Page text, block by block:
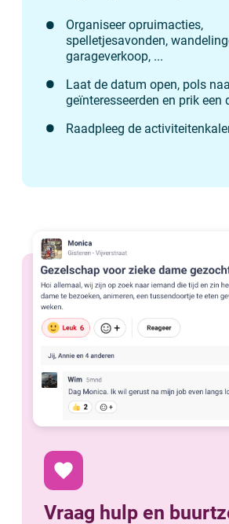
Organiseer opruimacties,
spelletjesavonden,
garageverkoop, ...
Laat de datum open, pols
geïnteresseerden en prik een
Raadpleeg de
favorite
Vraag hulp en